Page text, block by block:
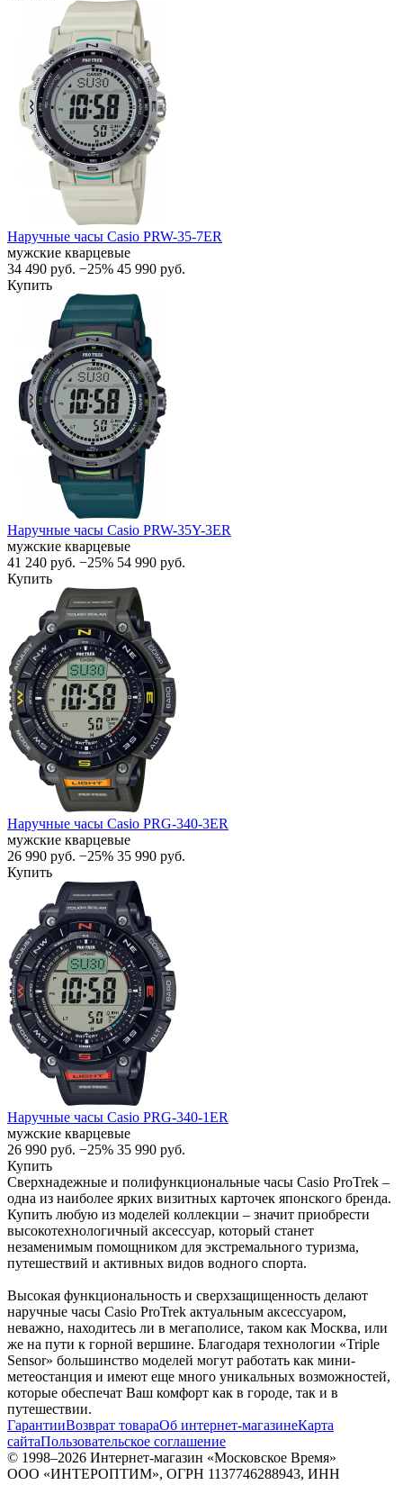
Наручные часы Casio PRW-35-7ER
мужские кварцевые
34 490 руб. −25% 45 990 руб.
Купить
Наручные часы Casio PRW-35Y-3ER
мужские кварцевые
41 240 руб. −25% 54 990 руб.
Купить
Наручные часы Casio PRG-340-3ER
мужские кварцевые
26 990 руб. −25% 35 990 руб.
Купить
Наручные часы Casio PRG-340-1ER
мужские кварцевые
26 990 руб. −25% 35 990 руб.
Купить
Сверхнадежные и полифункциональные часы Casio ProTrek –
одна из наиболее ярких визитных карточек японского бренда.
Купить любую из моделей коллекции – значит приобрести
высокотехнологичный аксессуар, который станет
незаменимым помощником для экстремального туризма,
путешествий и активных видов водного спорта.
Высокая функциональность и сверхзащищенность делают
наручные часы Casio ProTrek актуальным аксессуаром,
неважно, находитесь ли в мегаполисе, таком как Москва, или
же на пути к горной вершине. Благодаря технологии «Triple
Sensor» большинство моделей могут работать как мини-
метеостанция и имеют еще много уникальных возможностей,
которые обеспечат Ваш комфорт как в городе, так и в
путешествии.
ГарантииВозврат товараОб интернет-магазинеКарта
сайтаПользовательское соглашение
© 1998–2026 Интернет-магазин «Московское Время»
ООО «ИНТЕРОПТИМ», ОГРН 1137746288943, ИНН